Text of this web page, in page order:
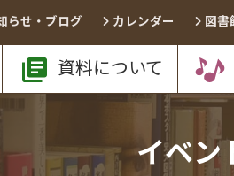
らせ・ブログ カレンダー 図書
資料について
イベン